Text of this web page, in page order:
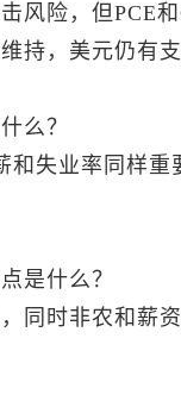
风险，但PCE
持，美元仍有
么？
和失业率同样
是什么？
同时非农和薪